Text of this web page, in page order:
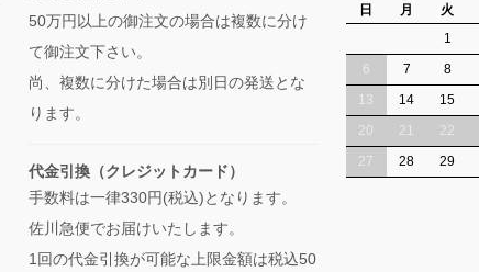
50万円以上の御注文の場合は複数に分け
て御注文下さい。
尚、複数に分けた場合は別日の発送とな
ります。
代金引換（クレジットカード）
手数料は一律330円(税込)となります。
佐川急便でお届けいたします。
1回の代金引換が可能な上限金額は税込50
日
月 火
1
6
7 8
13
14 15
20
21 22
27
28 29